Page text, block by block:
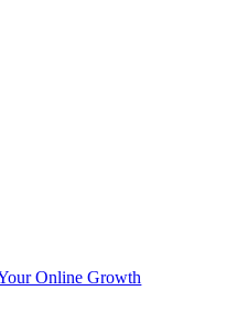
Online Growth